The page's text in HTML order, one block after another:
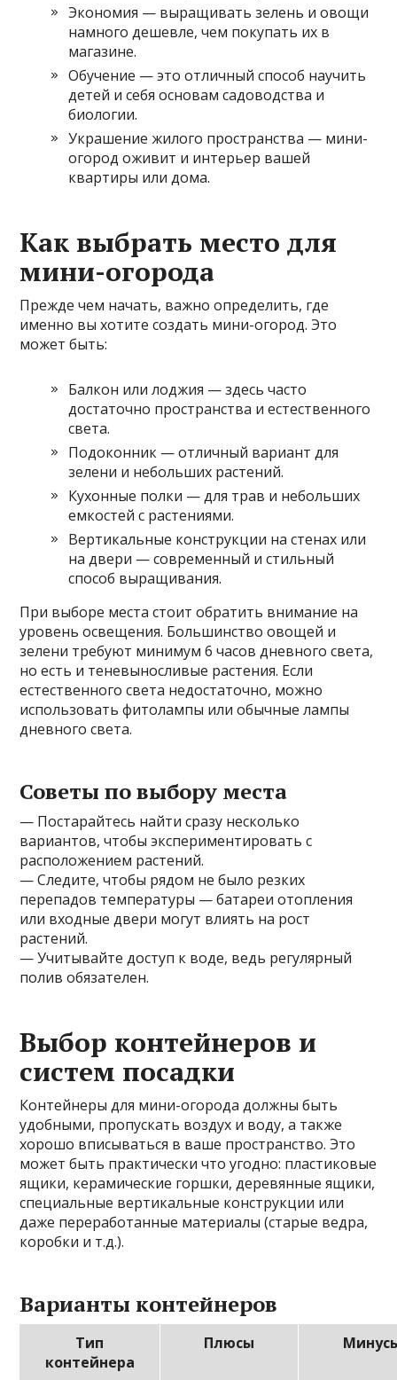
Экономия — выращивать зелень и овощи
намного дешевле, чем покупать их в
магазине.
Обучение — это отличный способ научить
детей и себя основам садоводства и
биологии.
Украшение жилого пространства — мини-
огород оживит и интерьер вашей
квартиры или дома.
Как выбрать место для
мини-огорода
Прежде чем начать, важно определить, где
именно вы хотите создать мини-огород. Это
может быть:
Балкон или лоджия — здесь часто
достаточно пространства и естественного
света.
Подоконник — отличный вариант для
зелени и небольших растений.
Кухонные полки — для трав и небольших
емкостей с растениями.
Вертикальные конструкции на стенах или
на двери — современный и стильный
способ выращивания.
При выборе места стоит обратить внимание на
уровень освещения. Большинство овощей и
зелени требуют минимум 6 часов дневного света,
но есть и теневыносливые растения. Если
естественного света недостаточно, можно
использовать фитолампы или обычные лампы
дневного света.
Советы по выбору места
— Постарайтесь найти сразу несколько
вариантов, чтобы экспериментировать с
расположением растений.
— Следите, чтобы рядом не было резких
перепадов температуры — батареи отопления
или входные двери могут влиять на рост
растений.
— Учитывайте доступ к воде, ведь регулярный
полив обязателен.
Выбор контейнеров и
систем посадки
Контейнеры для мини-огорода должны быть
удобными, пропускать воздух и воду, а также
хорошо вписываться в ваше пространство. Это
может быть практически что угодно: пластиковые
ящики, керамические горшки, деревянные ящики,
специальные вертикальные конструкции или
даже переработанные материалы (старые ведра,
коробки и т.д.).
Варианты контейнеров
Тип
контейнера
Плюсы